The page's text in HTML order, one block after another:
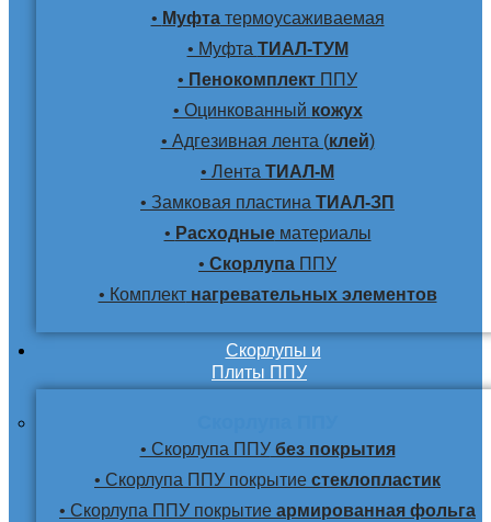
• Муфтатермоусаживаемая
• Муфта ТИАЛ-ТУМ
• Пенокомплект ППУ
• Оцинкованный кожух
• Адгезивная лента (клей)
• Лента ТИАЛ-М
• Замковая пластина ТИАЛ-ЗП
• Расходныематериалы
• Скорлупа ППУ
• Комплектнагревательных элементов
Скорлупы и
Плиты ППУ
• Скорлупа ППУбез покрытия
• Скорлупа ППУ покрытие стеклопластик
• Скорлупа ППУ покрытие армированная фольга